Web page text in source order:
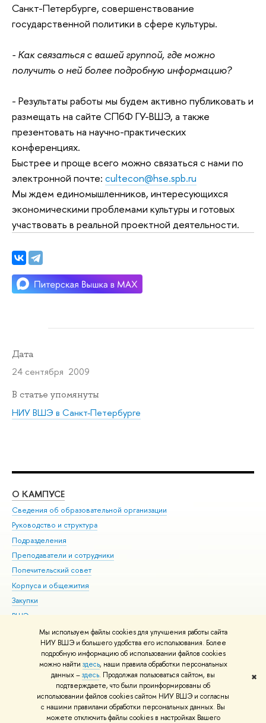
Мы используем файлы cookies для улучшения работы сайта
НИУ ВШЭ и большего удобства его использования. Более
подробную информацию об использовании файлов cookies
можно найти здесь, наши правила обработки персональных
данных –здесь. Продолжая пользоваться сайтом, вы
подтверждаете, что были проинформированы об
использовании файлов cookies сайтом НИУ ВШЭ и согласны
с нашими правилами обработки персональных данных. Вы
можете отключить файлы cookies в настройках Вашего
✖
Санкт-Петербурге, совершенствование
государственной политики в сфере культуры.
- Как связаться с вашей группой, где можно
получить о ней более подробную информацию?
- Результаты работы мы будем активно публиковать и
размещать на сайте СПбФ ГУ-ВШЭ, а также
презентовать на научно-практических
конференциях.
Быстрее и проще всего можно связаться с нами по
электронной почте: cultecon@hse.spb.ru
Мы ждем единомышленников, интересующихся
экономическими проблемами культуры и готовых
участвовать в реальной проектной деятельности.
Дата
24 сентября 2009
В статье упомянуты
НИУ ВШЭ в Санкт-Петербурге
О КАМПУСЕ
Сведения об образовательной организации
Руководство и структура
Подразделения
Преподаватели и сотрудники
Попечительский совет
Корпуса и общежития
Закупки
ВШЭ для студентов с ограниченными возможностями
здоровья и инвалидностью
Версия для слабовидящих
Единая платежная страница
© НИУ ВШЭ 1993–2026 Адреса и контакты Условия использования
материалов Политика конфиденциальности Карта сайта
Шрифты HSE Sans и HSE Slab разработаны вШколе дизайна НИУ ВШЭ